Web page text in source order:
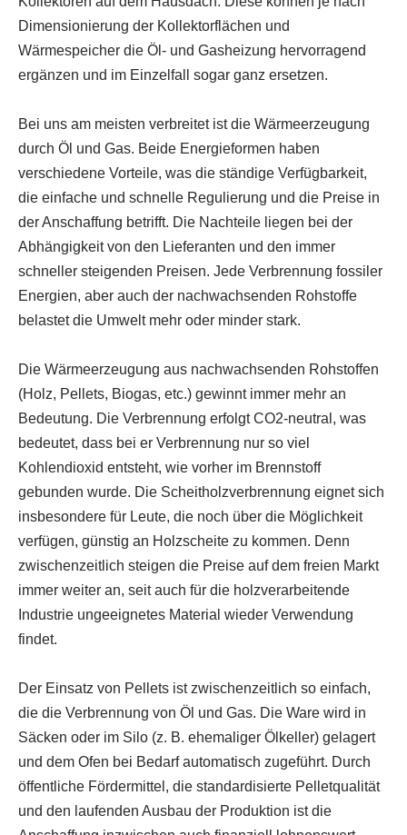
Dimensionierung der Kollektorflächen und
Wärmespeicher die Öl- und Gasheizung hervorragend
ergänzen und im Einzelfall sogar ganz ersetzen.
Bei uns am meisten verbreitet ist die Wärmeerzeugung
durch Öl und Gas. Beide Energieformen haben
verschiedene Vorteile, was die ständige Verfügbarkeit,
die einfache und schnelle Regulierung und die Preise in
der Anschaffung betrifft. Die Nachteile liegen bei der
Abhängigkeit von den Lieferanten und den immer
schneller steigenden Preisen. Jede Verbrennung fossiler
Energien, aber auch der nachwachsenden Rohstoffe
belastet die Umwelt mehr oder minder stark.
Die Wärmeerzeugung aus nachwachsenden Rohstoffen
(Holz, Pellets, Biogas, etc.) gewinnt immer mehr an
Bedeutung. Die Verbrennung erfolgt CO2-neutral, was
bedeutet, dass bei er Verbrennung nur so viel
Kohlendioxid entsteht, wie vorher im Brennstoff
gebunden wurde. Die Scheitholzverbrennung eignet sich
insbesondere für Leute, die noch über die Möglichkeit
verfügen, günstig an Holzscheite zu kommen. Denn
zwischenzeitlich steigen die Preise auf dem freien Markt
immer weiter an, seit auch für die holzverarbeitende
Industrie ungeeignetes Material wieder Verwendung
findet.
Der Einsatz von Pellets ist zwischenzeitlich so einfach,
die die Verbrennung von Öl und Gas. Die Ware wird in
Säcken oder im Silo (z. B. ehemaliger Ölkeller) gelagert
und dem Ofen bei Bedarf automatisch zugeführt. Durch
öffentliche Fördermittel, die standardisierte Pelletqualität
und den laufenden Ausbau der Produktion ist die